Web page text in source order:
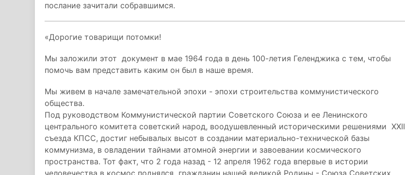
послание зачитали собравшимся.
«Дорогие товарищи потомки!
Мы заложили этот документ в мае 1964 года в день 100-летия Геленджика с тем, чтобы
помочь вам представить каким он был в наше время.
Мы живем в начале замечательной эпохи - эпохи строительства коммунистического
общества.
Под руководством Коммунистической партии Советского Союза и ее Ленинского
центрального комитета советский народ, воодушевленный историческими решениями ХХII
съезда КПСС, достиг небывалых высот в создании материально-технической базы
коммунизма, в овладении тайнами атомной энергии и завоевании космического
пространства. Тот факт, что 2 года назад - 12 апреля 1962 года впервые в истории
человечества в космос поднялся гражданин нашей великой Родины - Союза Советских